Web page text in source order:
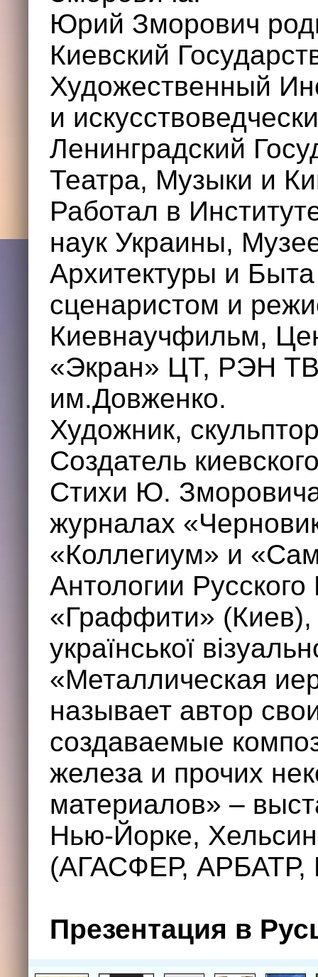
Юрий Зморович
Киевский
Художественный
и
Ленинградский
Театра, Музыки и
Работал в
наук Украины,
Архитектуры и
сценаристом и
Киевнаучфильм,
«Экран» ЦТ, РЭН
им.Довженко.
Художник,
Создатель
Стихи Ю.
журналах
«Коллегиум» и
Антологии
«Граффити» (Киев),
української
«Металлическая
называет автор
создаваемые
железа и прочих
материалов» –
Нью-Йорке,
(АГАСФЕР, АРБАТР,
Презентация в